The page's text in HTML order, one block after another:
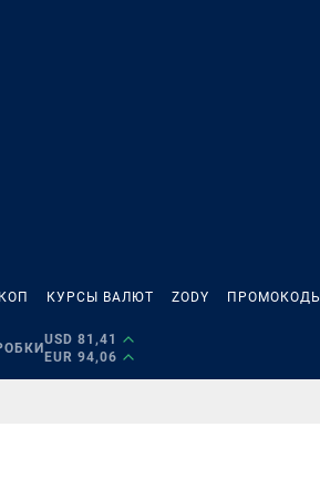
КУРСЫ ВАЛЮТ ZODY ПРОМОКОДЫ
USD 81,41
EUR 94,06